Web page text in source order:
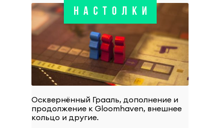
НАСТОЛКИ
Осквернённый Грааль, дополнение и
продолжение к Gloomhaven, внешнее
кольцо и другие.